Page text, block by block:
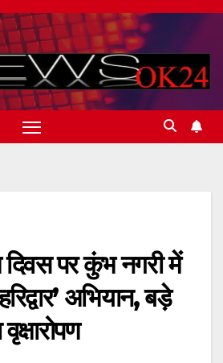
दिवस पर कुंभ नगरी में
अभियान, बड़े